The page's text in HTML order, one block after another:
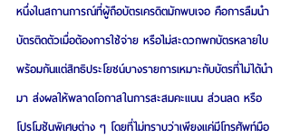
หนึ่งในสถานการณ์ที่ผู้ถือบัตรเครดิตมักพบเจอ คือการลืมนำ
บัตรติดตัวเมื่อต้องการใช้จ่าย หรือไม่สะดวกพกบัตรหลายใบ
พร้อมกันแต่สิทธิประโยชน์บางรายการเหมาะกับบัตรที่ไม่ได้นำ
มา ส่งผลให้พลาดโอกาสในการสะสมคะแนน ส่วนลด หรือ
โปรโมชันพิเศษต่าง ๆ โดยที่ไม่ทราบว่าเพียงแค่มีโทรศัพท์มือ